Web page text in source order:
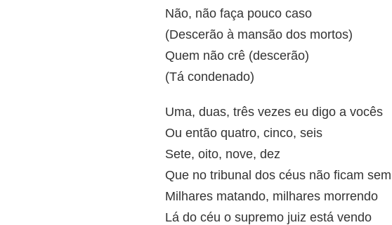
Não, não faça pouco caso
(Descerão à mansão dos mortos)
Quem não crê (descerão)
(Tá condenado)
Uma, duas, três vezes eu digo a vocês
Ou então quatro, cinco, seis
Sete, oito, nove, dez
Que no tribunal dos céus não ficam
Milhares matando, milhares morrendo
Lá do céu o supremo juiz está vendo